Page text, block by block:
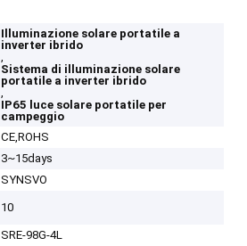
Illuminazione solare portatile a
inverter ibrido
,
Sistema di illuminazione solare
portatile a inverter ibrido
,
IP65 luce solare portatile per
campeggio
CE,ROHS
3~15days
SYNSVO
10
SRE-98G-4L